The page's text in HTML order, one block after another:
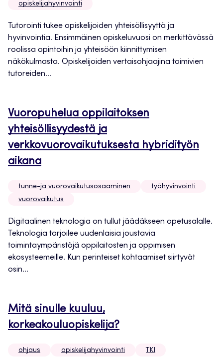
opiskelijahyvinvointi
Tutorointi tukee opiskelijoiden yhteisöllisyyttä ja
hyvinvointia. Ensimmäinen opiskeluvuosi on merkittävässä
roolissa opintoihin ja yhteisöön kiinnittymisen
näkökulmasta. Opiskelijoiden vertaisohjaajina toimivien
tutoreiden...
Vuoropuhelua oppilaitoksen
yhteisöllisyydestä ja
verkkovuorovaikutuksesta hybridityön
aikana
tunne-ja vuorovaikutusosaaminen
työhyvinvointi
vuorovaikutus
Digitaalinen teknologia on tullut jäädäkseen opetusalalle.
Teknologia tarjoilee uudenlaisia joustavia
toimintaympäristöjä oppilaitosten ja oppimisen
ekosysteemeille. Kun perinteiset kohtaamiset siirtyvät
osin...
Mitä sinulle kuuluu,
korkeakouluopiskelija?
ohjaus opiskelijahyvinvointi TKI